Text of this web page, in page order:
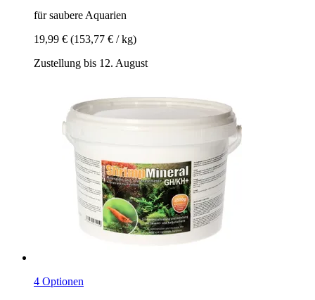
für saubere Aquarien
19,99 € (153,77 € / kg)
Zustellung bis 12. August
4 Optionen